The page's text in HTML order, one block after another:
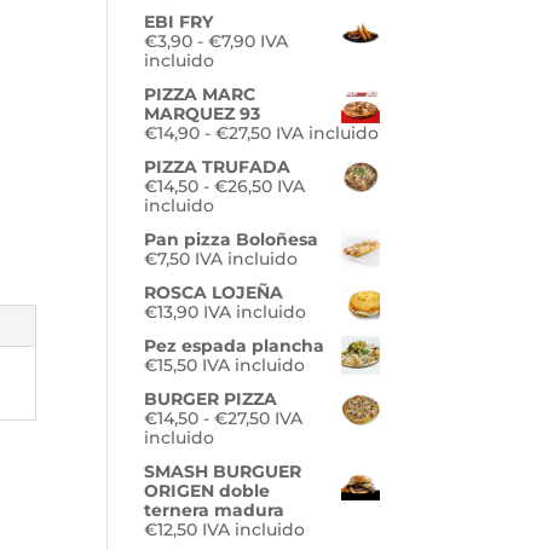
EBI FRY
€3,90 - €7,90Rango
desde
€3,90
hasta
€7,90
IVA
incluido
PIZZA MARC
MARQUEZ 93
€14,90 - €27,50Rango
precios:
desde
hasta
€27,50
IVA incluido
PIZZA TRUFADA
€14,50 - €26,50Rango
desde
€14,50
hasta
€26,50
IVA
incluido
Pan pizza Boloñesa
€7,50 IVA incluido
ROSCA LOJEÑA
€13,90 IVA incluido
Pez espada plancha
€15,50 IVA incluido
BURGER PIZZA
€14,50 - €27,50Rango
desde
€14,50
hasta
€27,50
IVA
incluido
SMASH BURGUER
ORIGEN doble
ternera madura
€12,50 IVA incluido